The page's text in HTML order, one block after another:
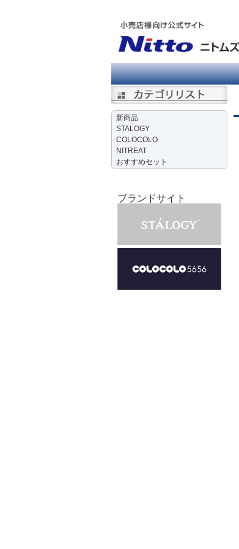
新商品
STALOGY
COLOCOLO
NITREAT
おすすめセット
ブランドサイト